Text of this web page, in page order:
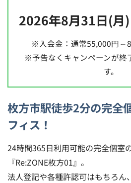
2026年8月31日(月
※入会金：通常55,000円～
※予告なくキャンペーンが終
す。
枚方市駅徒歩2分の完全
フィス！
24時間365日利用可能の完全個室
『Re:ZONE枚方01』。
法人登記や各種許認可はもちろん